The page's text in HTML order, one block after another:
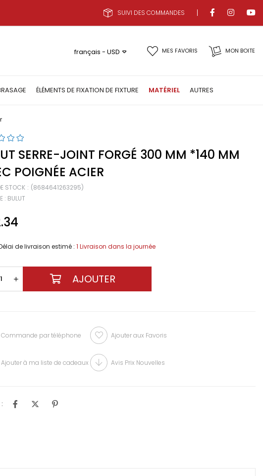
SUIVI DES COMMANDES
MON BOITE
MES FAVORIS
français - USD
ÉLÉMENTS DE FIXATION DE FIXTURE MATÉRIEL AUTRES
SERRE-JOINT FORGÉ 300 MM *140 MM
POIGNÉE ACIER
STOCK
(8684641263295)
: BULUT
de livraison estimé : 1 Livraison dans la journée
Commande par téléphone Ajouter aux Favoris
Ajouter à ma liste de cadeaux Avis Prix Nouvelles